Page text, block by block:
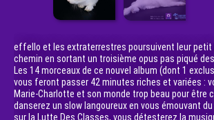
effello et les extraterrestres poursuivent leur petit
chemin en sortant un troisième opus pas piqué
Les 14 morceaux de ce nouvel album (dont 1
vous feront passer 42 minutes riches et variées :
Marie-Charlotte et son monde trop beau pour être
danserez un slow langoureux en vous émouvant
sur la Lutte Des Classes, vous détesterez la